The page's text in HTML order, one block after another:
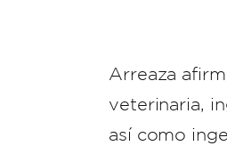
Arreaza
veterinaria,
así como